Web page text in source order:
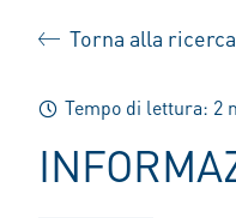
Torna alla ricerca
Tempo di lettura: 2